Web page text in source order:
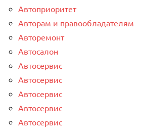
Автоприоритет
Авторам и правообладателям
Авторемонт
Автосалон
Автосервис
Автосервис
Автосервис
Автосервис
Автосервис